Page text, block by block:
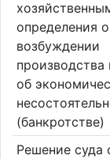
определения о
возбуждении
производства
об
(банкротстве)
Решение суда